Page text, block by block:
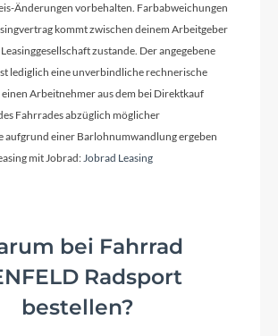
Tiefeinsteiger
Modelljahr
Sattelklemme
Änderungen vorbehalten. Farbabweichungen
kommt zwischen deinem Arbeitgeber
zustande. Der angegebene
lediglich eine unverbindliche rechnerische
Arbeitnehmer aus dem bei Direktkauf
Fahrrades abzüglich möglicher
aufgrund einer Barlohnumwandlung ergeben
mit Jobrad:Jobrad Leasing
bei Fahrrad
Radsport
bestellen?